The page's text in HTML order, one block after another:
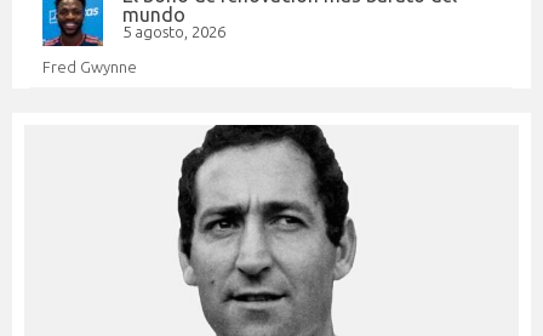
mundo
5 agosto, 2026
Fred Gwynne